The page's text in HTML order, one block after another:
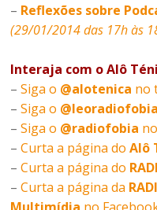
– Reflexões sobre
(29/01/2014 das 17h às
Interaja com o Alô
–Siga o @alotenica no
–Siga o @leoradiofobia
–Siga o @radiofobia
–Curta a página doAlô
–Curta a página do
–Curta a página da